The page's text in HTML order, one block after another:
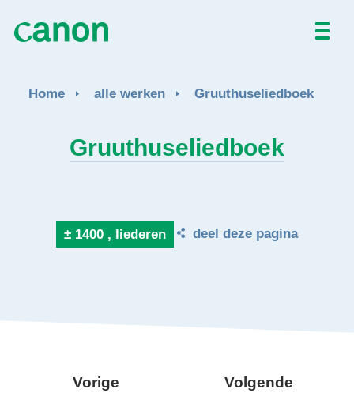
Activiteiten
Home alle werken Gruuthuseliedboek
Gruuthuseliedboek
± 1400 , liederen deel deze pagina
Vorige Volgende